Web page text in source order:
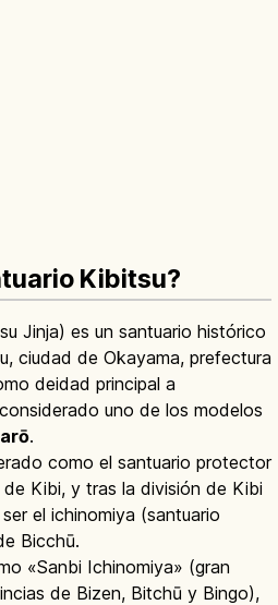
Kibitsu?
Jinja) es un santuario histórico
ciudad de Okayama, prefectura
deidad principal a
uno de los modelos
.
como el santuario protector
Kibi, y tras la división de Kibi
el ichinomiya (santuario
Bicchū.
«Sanbi Ichinomiya» (gran
de Bizen, Bitchū y Bingo),